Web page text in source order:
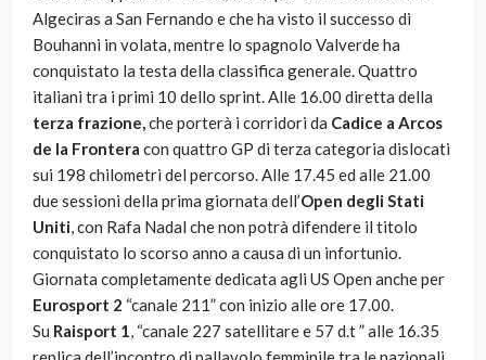
Algeciras a San Fernando e che ha visto il successo di
Bouhanni in volata, mentre lo spagnolo Valverde ha
conquistato la testa della classifica generale. Quattro
italiani tra i primi 10 dello sprint. Alle 16.00 diretta della
terza frazione,che porterà i corridori da Cadice a Arcos
de la Frontera con quattro GP di terza categoria dislocati
sui 198 chilometri del percorso. Alle 17.45 ed alle 21.00
due sessioni della prima giornata dell’Open degli Stati
Uniti, con Rafa Nadal che non potrà difendere il titolo
conquistato lo scorso anno a causa di un infortunio.
Giornata completamente dedicata agli US Open anche per
Eurosport 2 “canale 211” con inizio alle ore 17.00.
Su Raisport 1, “canale 227 satellitare e 57 d.t ” alle 16.35